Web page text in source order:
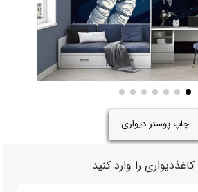
چاپ پوستر دیواری
کاغذدیواری را وارد کنید